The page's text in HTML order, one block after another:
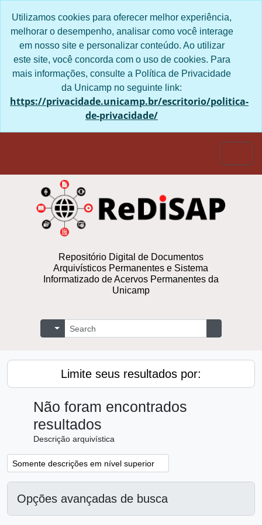
Utilizamos cookies para oferecer melhor experiência,
melhorar o desempenho, analisar como você interage
em nosso site e personalizar conteúdo. Ao utilizar
este site, você concorda com o uso de cookies. Para
mais informações, consulte a Política de Privacidade
da Unicamp no seguinte link:
https://privacidade.unicamp.br/escritorio/politica-
de-privacidade/
Repositório Digital de Documentos
Arquivísticos Permanentes e Sistema
Informatizado de Acervos Permanentes da
Unicamp
Buscar
Opções de busca
Limite seus resultados por:
Não foram encontrados
resultados
Descrição arquivística
Remover filtro:
Somente descrições em nível superior
Opções avançadas de busca